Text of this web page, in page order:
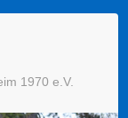
1970 e.V.